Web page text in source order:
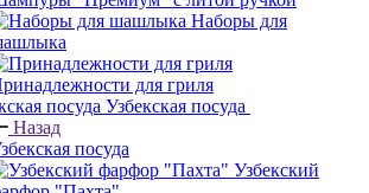
Наборы для
для гриля
Узбекская посуда
Назад
посуда
Узбекский